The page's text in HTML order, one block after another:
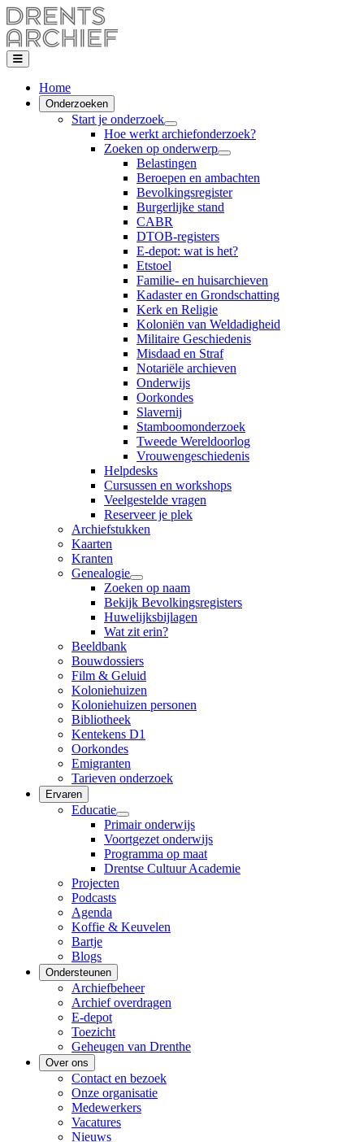
Home
Onderzoeken
Start je onderzoek
Hoe werkt archiefonderzoek?
Zoeken op onderwerp
Belastingen
Beroepen en ambachten
Bevolkingsregister
Burgerlijke stand
CABR
DTOB-registers
E-depot: wat is het?
Etstoel
Familie- en huisarchieven
Kadaster en Grondschatting
Kerk en Religie
Koloniën van Weldadigheid
Militaire Geschiedenis
Misdaad en Straf
Notariële archieven
Onderwijs
Oorkondes
Slavernij
Stamboomonderzoek
Tweede Wereldoorlog
Vrouwengeschiedenis
Helpdesks
Cursussen en workshops
Veelgestelde vragen
Reserveer je plek
Archiefstukken
Kaarten
Kranten
Genealogie
Zoeken op naam
Bekijk Bevolkingsregisters
Huwelijksbijlagen
Wat zit erin?
Beeldbank
Bouwdossiers
Film & Geluid
Koloniehuizen
Koloniehuizen personen
Bibliotheek
Kentekens D1
Oorkondes
Emigranten
Tarieven onderzoek
Ervaren
Educatie
Primair onderwijs
Voortgezet onderwijs
Programma op maat
Drentse Cultuur Academie
Projecten
Podcasts
Agenda
Koffie & Keuvelen
Bartje
Blogs
Ondersteunen
Archiefbeheer
Archief overdragen
E-depot
Toezicht
Geheugen van Drenthe
Over ons
Contact en bezoek
Onze organisatie
Medewerkers
Vacatures
Nieuws